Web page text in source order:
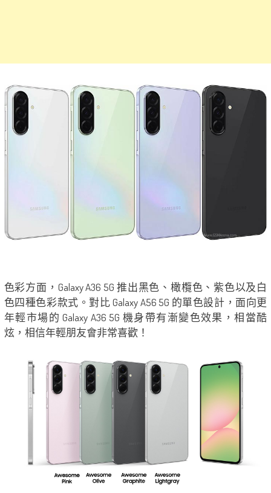
色彩方面，Galaxy A36 5G 推出黑色、橄欖色、紫色以及白
色四種色彩款式。對比 Galaxy A56 5G 的單色設計，面向更
年輕市場的 Galaxy A36 5G 機身帶有漸變色效果，相當酷
炫，相信年輕朋友會非常喜歡！